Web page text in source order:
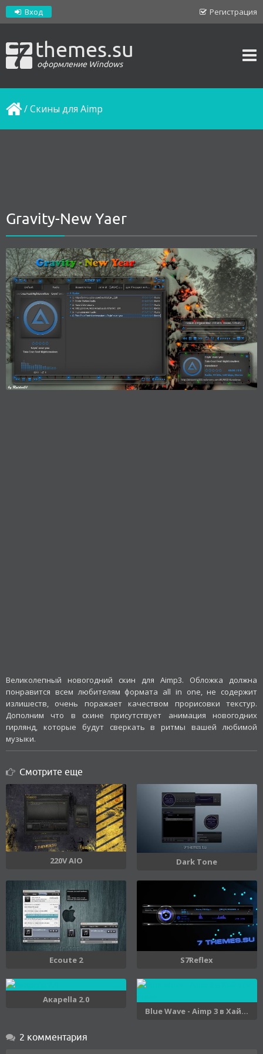
Регистрация
Вход
themes.su
оформление Windows
/Скины для Aimp
Gravity-New Yaer
Великолепный новогодний скин для Aimp3. Обложка должна
понравится всем любителям формата all in one, не содержит
излишеств, очень поражает качеством прорисовки текстур.
Дополним что в скине присутствует анимация новогодних
гирлянд, которые будут сверкать в ритмы вашей любимой
музыки.
Смотрите еще
220V AIO Dark Tone
Ecoute 2 S7Reflex
Aкapella 2.0
Blue Wave - Aimp 3 в Хай...
2 комментария